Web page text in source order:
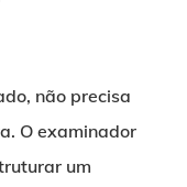
não precisa
O examinador
um